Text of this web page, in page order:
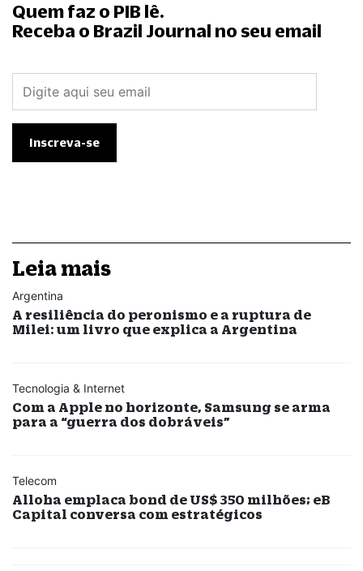
Quem faz o PIB lê.
Receba o Brazil Journal no seu email
Leia mais
Argentina
A resiliência do peronismo e a ruptura de
Milei: um livro que explica a Argentina
Tecnologia & Internet
Com a Apple no horizonte, Samsung se arma
para a “guerra dos dobráveis”
Telecom
Alloha emplaca bond de US$ 350 milhões; eB
Capital conversa com estratégicos